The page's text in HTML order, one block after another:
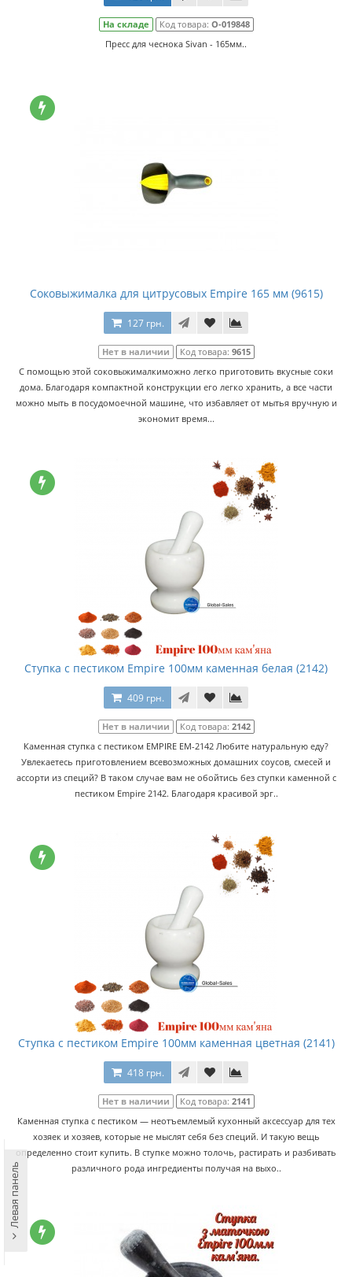
На складе Код товара: О-019848
Пресс для чеснока Sivan - 165мм..
Соковыжималка для цитрусовых Empire 165 мм (9615)
127 грн.
Нет в наличии Код товара: 9615
С помощью этой соковыжималкиможно легко приготовить вкусные соки
дома. Благодаря компактной конструкции его легко хранить, а все части
можно мыть в посудомоечной машине, что избавляет от мытья вручную и
экономит время...
Ступка с пестиком Empire 100мм каменная белая (2142)
409 грн.
Нет в наличии Код товара: 2142
Каменная ступка с пестиком EMPIRE EM-2142 Любите натуральную еду?
Увлекаетесь приготовлением всевозможных домашних соусов, смесей и
ассорти из специй? В таком случае вам не обойтись без ступки каменной с
пестиком Empire 2142. Благодаря красивой эрг..
Ступка с пестиком Empire 100мм каменная цветная (2141)
418 грн.
Нет в наличии Код товара: 2141
Каменная ступка с пестиком — неотъемлемый кухонный аксессуар для тех
хозяек и хозяев, которые не мыслят себя без специй. И такую вещь
определенно стоит купить. В ступке можно толочь, растирать и разбивать
различного рода ингредиенты получая на выхо..
Левая панель